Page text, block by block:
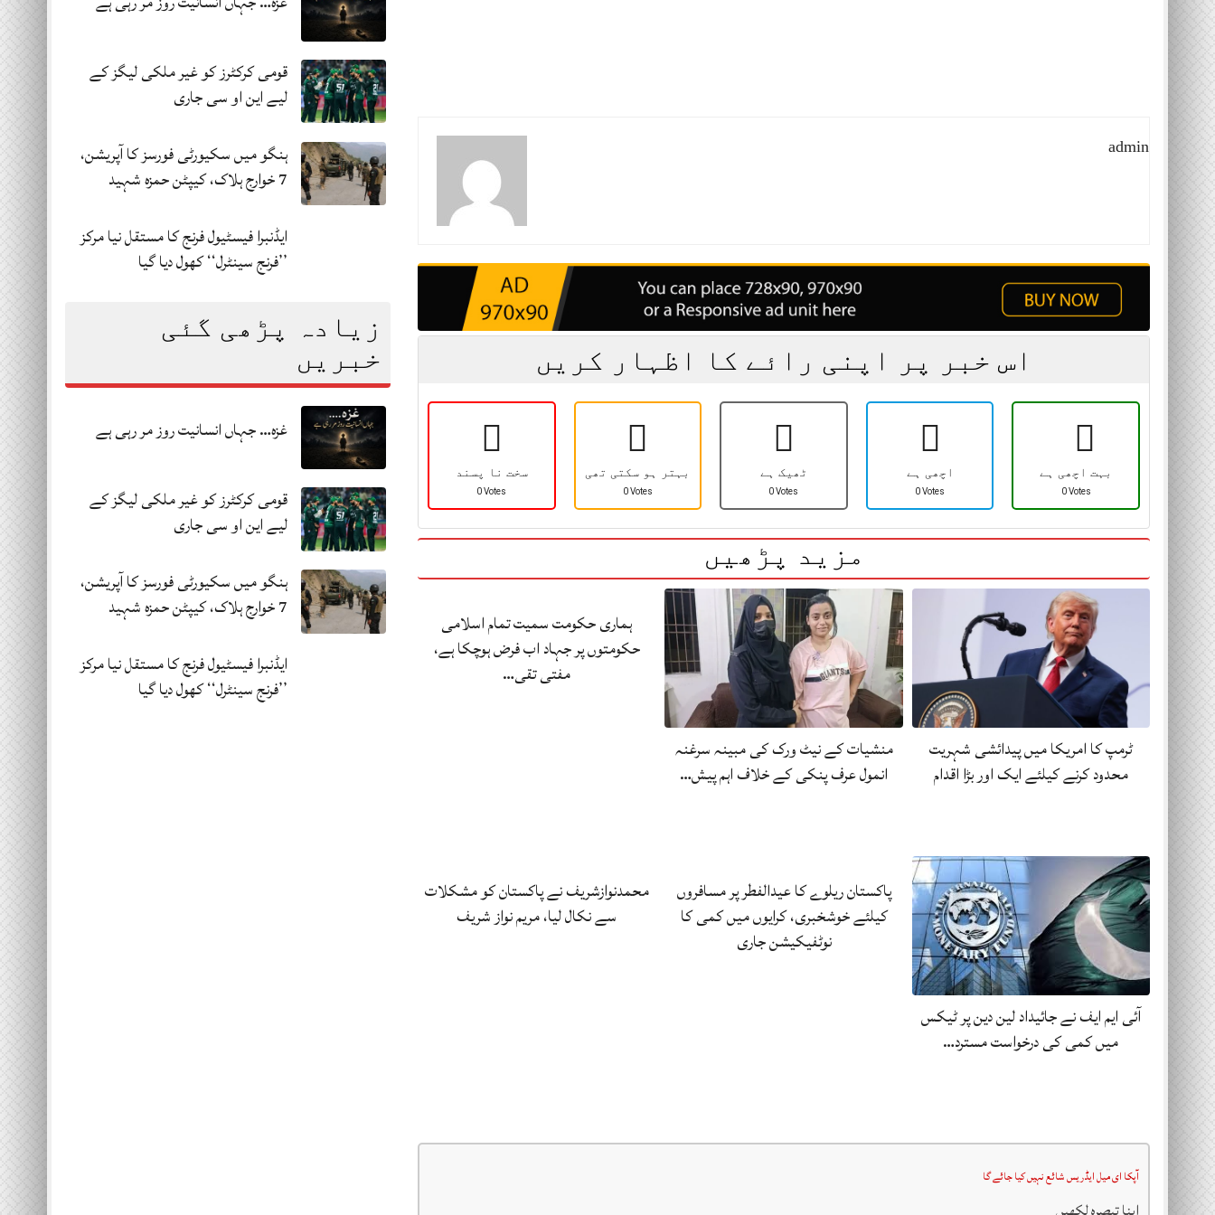
قومی کرکٹرز کو غیر ملکی لیگز کے
لیے این او سی جاری
ہنگو میں سکیورٹی فورسز کا آپریشن،
7 خوارج ہلاک، کیپٹن حمزہ شہید
ایڈنبرا فیسٹیول فرنج کا مستقل نیا مرکز
’’فرنج سینٹرل‘‘ کھول دیا گیا
زیادہ پڑھی گئی
خبریں
غزہ… جہاں انسانیت روز مر رہی ہے
قومی کرکٹرز کو غیر ملکی لیگز کے
لیے این او سی جاری
ہنگو میں سکیورٹی فورسز کا آپریشن،
7 خوارج ہلاک، کیپٹن حمزہ شہید
ایڈنبرا فیسٹیول فرنج کا مستقل نیا مرکز
’’فرنج سینٹرل‘‘ کھول دیا گیا
admin
اس خبر پر اپنی رائے کا اظہار کریں
سخت نا پسند
0 Votes
بہتر ہو سکتی تھی
0 Votes
ٹھیک ہے
0 Votes
اچھی ہے
0 Votes
بہت اچھی ہے
0 Votes
مزید پڑھیں
ٹرمپ کا امریکا میں پیدائشی شہریت
محدود کرنے کیلئے ایک اور بڑا اقدام
منشیات کے نیٹ ورک کی مبینہ سرغنہ
انمول عرف پنکی کے خلاف اہم پیش…
ہماری حکومت سمیت تمام اسلامی
حکومتوں پر جہاد اب فرض ہوچکا ہے،
مفتی تقی…
آئی ایم ایف نے جائیداد لین دین پر ٹیکس
میں کمی کی درخواست مسترد…
پاکستان ریلوے کا عیدالفطر پر مسافروں
کیلئے خوشخبری، کرایوں میں کمی کا
نوٹفیکیشن جاری
محمدنوازشریف نے پاکستان کو مشکلات
سے نکال لیا، مریم نواز شریف
آپکا ای میل ایڈریس شائع نہیں کیا جائے گا